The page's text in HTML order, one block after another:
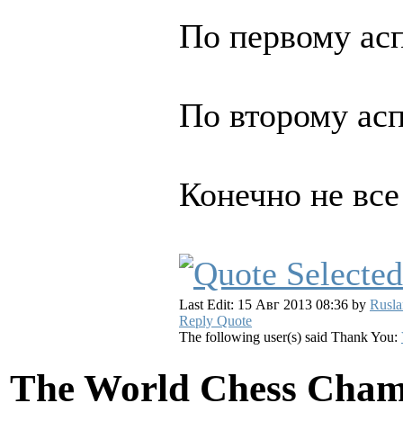
По первому
По второму
Конечно не
Last Edit: 15 Авг 2013 08:36 by
Reply Quote
The following user(s) said Thank You:
The World Chess